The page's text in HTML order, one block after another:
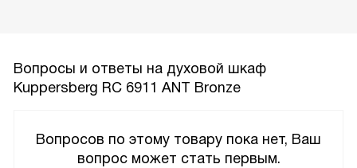
Вопросы и ответы на духовой шкаф
Kuppersberg RC 6911 ANT Bronze
Вопросов по этому товару пока нет, Ваш
вопрос может стать первым.